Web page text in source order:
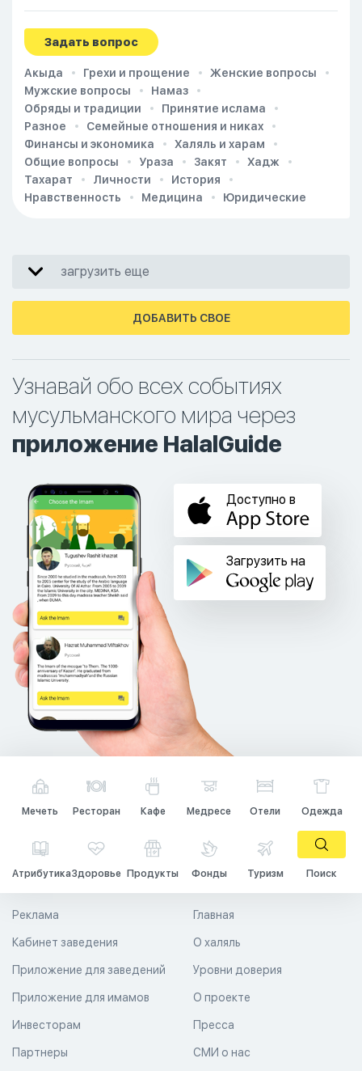
Задать вопрос
Акыда Грехи и прощение
Женские вопросы
Мужские вопросы
Намаз
Обряды и традиции
Принятие ислама
Разное
Семейные отношения и никах
Финансы и экономика
Халяль и харам
Общие вопросы
Ураза Закят
Хадж
Тахарат
Личности
История
Нравственность
Медицина Юридические
загрузить еще
ДОБАВИТЬ СВОЕ
Узнавай обо всех событиях
мусульманского мира через
приложение HalalGuide
Доступно в
Загрузить на
Мечеть Ресторан Кафе Медресе Отели Одежда
АтрибутикаЗдоровье Продукты Фонды Туризм Поиск
Главная
О халяль
Уровни доверия
Реклама
Кабинет заведения
Приложение для заведений
Приложение для имамов О проекте
Пресса
СМИ о нас
Инвесторам
Партнеры